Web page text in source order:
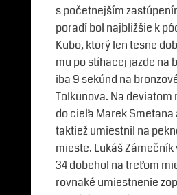
s početnejším
poradí bol najbližšie k
Kubo, ktorý len tesne
mu po stíhacej jazde na
iba 9 sekúnd na
Tolkunova. Na
do cieľa Marek Smetana
taktiež umiestnil na
mieste. Lukáš
34 dobehol na treťom
rovnaké umiestnenie